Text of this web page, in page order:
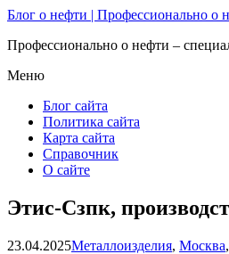
Блог о нефти | Профессионально о
Профессионально о нефти –
Меню
Блог сайта
Политика сайта
Карта сайта
Справочник
О сайте
Этис-Сзпк,
23.04.2025Металлоизделия, Москва,